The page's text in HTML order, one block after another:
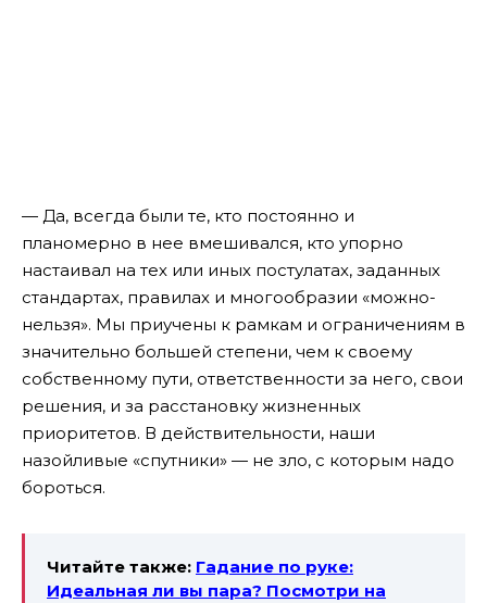
— Да, всегда были те, кто постоянно и
планомерно в нее вмешивался, кто упорно
настаивал на тех или иных постулатах, заданных
стандартах, правилах и многообразии «можно-
нельзя». Мы приучены к рамкам и ограничениям в
значительно большей степени, чем к своему
собственному пути, ответственности за него, свои
решения, и за расстановку жизненных
приоритетов. В действительности, наши
назойливые «спутники» — не зло, с которым надо
бороться.
Читайте также: Гадание по руке:
Идеальная ли вы пара? Посмотри на